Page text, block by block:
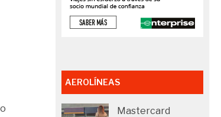
AEROLÍNEAS
Mastercard